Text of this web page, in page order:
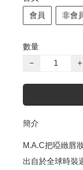
會員 非會
數量
−
+
簡介
M.A.C把啞緻唇
出自於全球時裝